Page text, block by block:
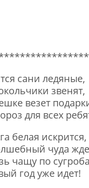
сани ледяные,
звенят,
везет
для всех
белая искрится,
чуда
чащу по
год уже идет!